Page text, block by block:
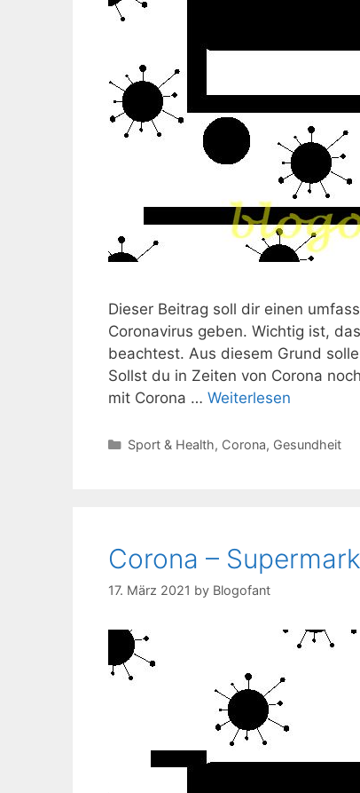
Dieser Beitrag soll dir einen
Coronavirus geben. Wichtig ist,
beachtest. Aus diesem Grund
Sollst du in Zeiten von Corona
mit Corona … Weiterlesen
Kategorien
Sport & Health, Corona, Gesundheit
Corona –
17. März 2021 by Blogofant